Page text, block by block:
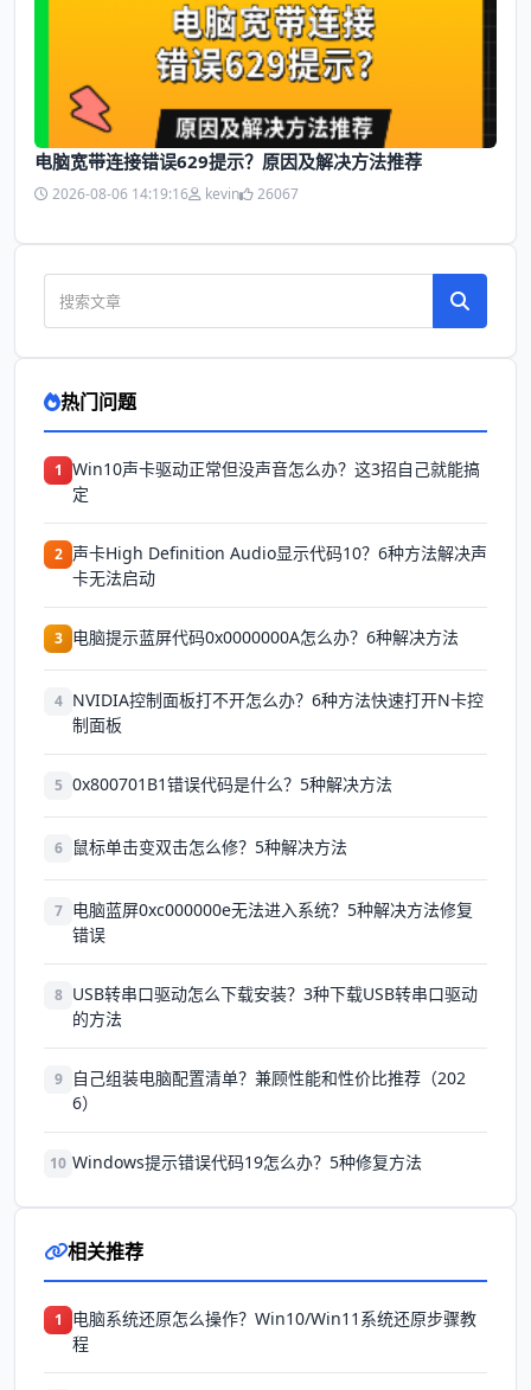
电脑宽带连接错误629提示？原因及解决方法推荐
2026-08-06 14:19:16 kevin 26067
热门问题
1 Win10声卡驱动正常但没声音怎么办？这3招自己就能搞
定
2 声卡High Definition Audio显示代码10？6种方法解决声
卡无法启动
3 电脑提示蓝屏代码0x0000000A怎么办？6种解决方法
4 NVIDIA控制面板打不开怎么办？6种方法快速打开N卡控
制面板
5 0x800701B1错误代码是什么？5种解决方法
6 鼠标单击变双击怎么修？5种解决方法
7 电脑蓝屏0xc000000e无法进入系统？5种解决方法修复
错误
8 USB转串口驱动怎么下载安装？3种下载USB转串口驱动
的方法
9
自己组装电脑配置清单？兼顾性能和性价比推荐（202
6）
10 Windows提示错误代码19怎么办？5种修复方法
相关推荐
1
电脑系统还原怎么操作？Win10/Win11系统还原步骤教
程